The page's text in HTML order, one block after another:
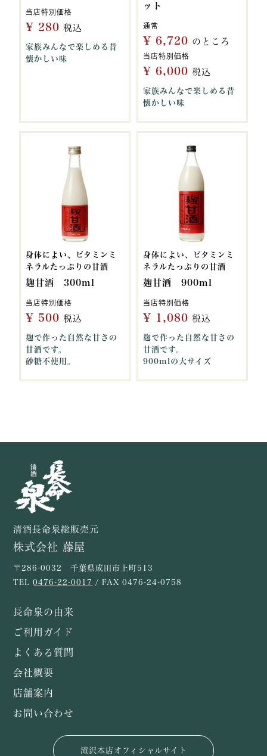
当店特別価格
¥ 280 税込
家族みんなで楽しめる昔
懐かしい味
ット
通常
¥ 6,720 のところ
当店特別価格
¥ 6,000 税込
家族みんなで楽しめる昔
懐かしい味
身体によい、ビタミンミ
ネラルたっぷりの甘酒
麹甘酒 300ml
当店特別価格
¥ 500 税込
麹で作った自然な甘さの
甘酒です。
砂糖不使用。
身体によい、ビタミンミ
ネラルたっぷりの甘酒
麹甘酒 900ml
当店特別価格
¥ 1,080 税込
麹で作った自然な甘さの
甘酒です。
900mlの大サイズ
清酒長命泉総販売元
株式会社 藤屋
〒286-0032 千葉県成田市上町513
TEL0476-22-0017 / FAX 0476-24-0758
長命泉の由来
ご利用ガイド
よくある質問
会社概要
店舗案内
お問い合わせ
滝沢本店オフィシャルサイト